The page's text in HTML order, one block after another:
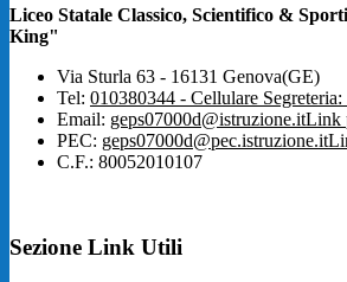
Liceo Statale Classico, Scientifico &
King"
Via Sturla 63 - 16131 Genova(GE)
Tel: 010380344 - Cellulare
Email: geps07000d@istruzione.itLink
PEC: geps07000d@pec.istruzione.it
C.F.: 80052010107
Sezione Link Utili